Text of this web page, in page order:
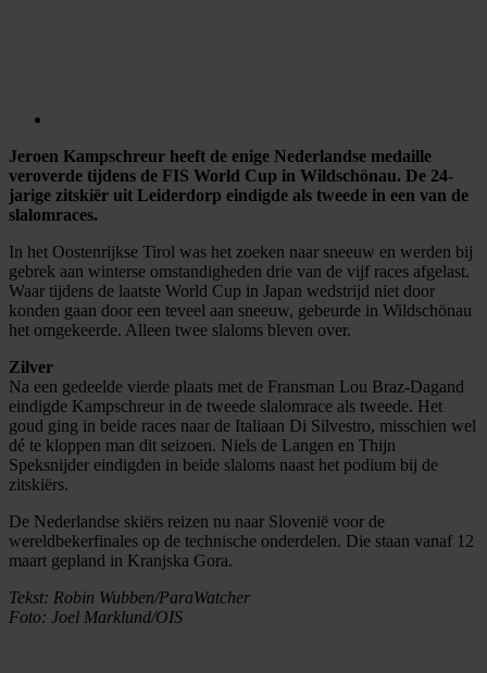
Jeroen Kampschreur heeft de enige Nederlandse medaille
veroverde tijdens de FIS World Cup in Wildschönau. De 24-
jarige zitskiër uit Leiderdorp eindigde als tweede in een van de
slalomraces.
In het Oostenrijkse Tirol was het zoeken naar sneeuw en werden bij
gebrek aan winterse omstandigheden drie van de vijf races afgelast.
Waar tijdens de laatste World Cup in Japan wedstrijd niet door
konden gaan door een teveel aan sneeuw, gebeurde in Wildschönau
het omgekeerde. Alleen twee slaloms bleven over.
Zilver
Na een gedeelde vierde plaats met de Fransman Lou Braz-Dagand
eindigde Kampschreur in de tweede slalomrace als tweede. Het
goud ging in beide races naar de Italiaan Di Silvestro, misschien wel
dé te kloppen man dit seizoen. Niels de Langen en Thijn
Speksnijder eindigden in beide slaloms naast het podium bij de
zitskiërs.
De Nederlandse skiërs reizen nu naar Slovenië voor de
wereldbekerfinales op de technische onderdelen. Die staan vanaf 12
maart gepland in Kranjska Gora.
Tekst: Robin Wubben/ParaWatcher
Foto: Joel Marklund/OIS